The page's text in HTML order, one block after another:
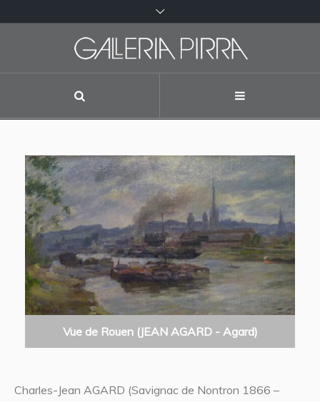
Vue de Rouen (JEAN AGARD - Agard)
Charles-Jean AGARD (Savignac de Nontron 1866 –